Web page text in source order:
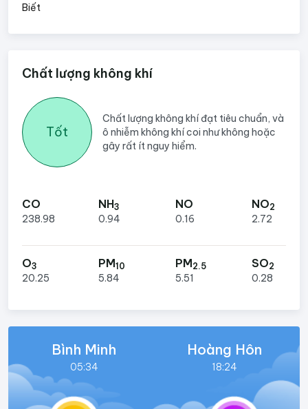
Biết
Chất lượng không khí
Tốt
Chất lượng không khí đạt tiêu chuẩn, và
ô nhiễm không khí coi như không hoặc
gây rất ít nguy hiểm.
CO
238.98
NH3
0.94
NO
0.16
NO2
2.72
O3
20.25
PM10
5.84
PM2.5
5.51
SO2
0.28
Bình Minh
05:34
Hoàng Hôn
18:24